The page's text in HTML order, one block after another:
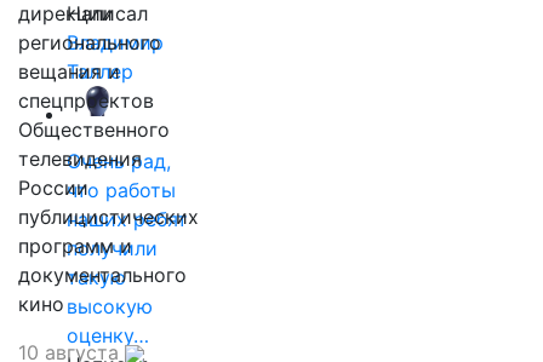
Написал
Владимир
Таллер
Очень рад,
что работы
наших ребят
получили
такую
высокую
оценку…
дирекции
регионального
вещания и
спецпроектов
Общественного
телевидения
России
публицистических
программ и
документального
кино
10 августа